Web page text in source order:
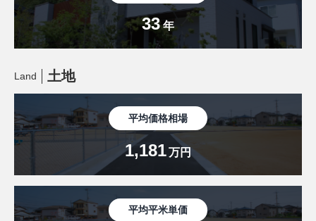
33年
Land 土地
平均価格相場
1,181万円
平均平米単価